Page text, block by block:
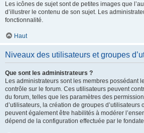
Les icônes de sujet sont de petites images que
d’illustrer le contenu de son sujet. Les
fonctionnalité.
Haut
Niveaux des utilisateurs et groupes
Que sont les administrateurs ?
Les administrateurs sont les membres possédant
contrôle sur le forum. Ces utilisateurs peuvent
du forum, telles que les paramètres des
d’utilisateurs, la création de groupes d’utilisateurs
peuvent également être habilités à modérer
dépend de la configuration effectuée par le